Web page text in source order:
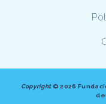
Copyright©2026